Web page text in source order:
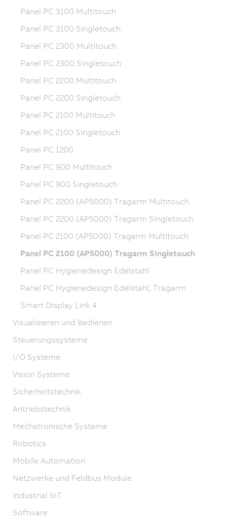
Panel PC 3100 Multitouch
Panel PC 3100 Singletouch
Panel PC 2300 Multitouch
Panel PC 2300 Singletouch
Panel PC 2200 Multitouch
Panel PC 2200 Singletouch
Panel PC 2100 Multitouch
Panel PC 2100 Singletouch
Panel PC 1200
Panel PC 900 Multitouch
Panel PC 900 Singletouch
Panel PC 2200 (AP5000) Tragarm Multitouch
Panel PC 2200 (AP5000) Tragarm Singletouch
Panel PC 2100 (AP5000) Tragarm Multitouch
Panel PC 2100 (AP5000) Tragarm Singletouch
Panel PC Hygienedesign Edelstahl
Panel PC Hygienedesign Edelstahl, Tragarm
Smart Display Link 4
Visualisieren und Bedienen
Steuerungssysteme
I/O Systeme
Vision Systeme
Sicherheitstechnik
Antriebstechnik
Mechatronische Systeme
Robotics
Mobile Automation
Netzwerke und Feldbus Module
Industrial IoT
Software